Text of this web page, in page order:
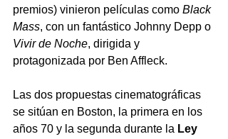
premios) vinieron películas como Black
Mass, con un fantástico Johnny Depp o
Vivir de Noche, dirigida y
protagonizada por Ben Affleck.
Las dos propuestas cinematográficas
se sitúan en Boston, la primera en los
años 70 y la segunda durante la Ley